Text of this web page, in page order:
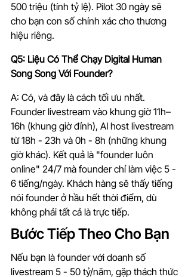
500 triệu (tính tỷ lệ). Pilot 30 ngày sẽ
cho bạn con số chính xác cho thương
hiệu riêng.
Q5: Liệu Có Thể Chạy Digital Human
Song Song Với Founder?
A: Có, và đây là cách tối ưu nhất.
Founder livestream vào khung giờ 11h–
16h (khung giờ đỉnh), AI host livestream
từ 18h - 23h và 0h - 8h (những khung
giờ khác). Kết quả là "founder luôn
online" 24/7 mà founder chỉ làm việc 5 -
6 tiếng/ngày. Khách hàng sẽ thấy tiếng
nói founder ở hầu hết thời điểm, dù
không phải tất cả là trực tiếp.
Bước Tiếp Theo Cho Bạn
Nếu bạn là founder với doanh số
livestream 5 - 50 tỷ/năm, gặp thách thức